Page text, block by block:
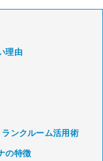
理由
ンクルーム活用術
の特徴